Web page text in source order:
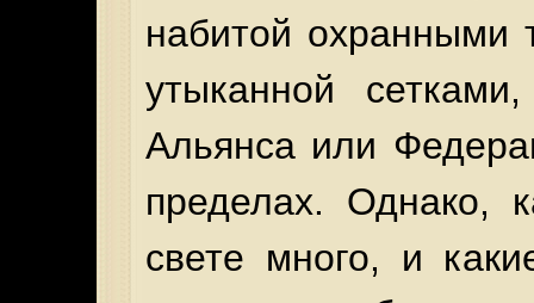
набитой охранными
утыканной
Альянса или
пределах. Однако,
свете много, и